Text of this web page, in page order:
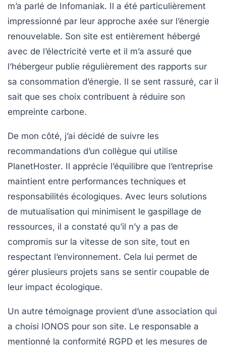
m’a parlé de Infomaniak. Il a été particulièrement
impressionné par leur approche axée sur l’énergie
renouvelable. Son site est entièrement hébergé
avec de l’électricité verte et il m’a assuré que
l’hébergeur publie régulièrement des rapports sur
sa consommation d’énergie. Il se sent rassuré, car il
sait que ses choix contribuent à réduire son
empreinte carbone.
De mon côté, j’ai décidé de suivre les
recommandations d’un collègue qui utilise
PlanetHoster. Il apprécie l’équilibre que l’entreprise
maintient entre performances techniques et
responsabilités écologiques. Avec leurs solutions
de mutualisation qui minimisent le gaspillage de
ressources, il a constaté qu’il n’y a pas de
compromis sur la vitesse de son site, tout en
respectant l’environnement. Cela lui permet de
gérer plusieurs projets sans se sentir coupable de
leur impact écologique.
Un autre témoignage provient d’une association qui
a choisi IONOS pour son site. Le responsable a
mentionné la conformité RGPD et les mesures de